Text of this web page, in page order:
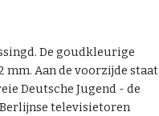
De goudkleurige
mm. Aan de voorzijde staat
Deutsche Jugend - de
televisietoren